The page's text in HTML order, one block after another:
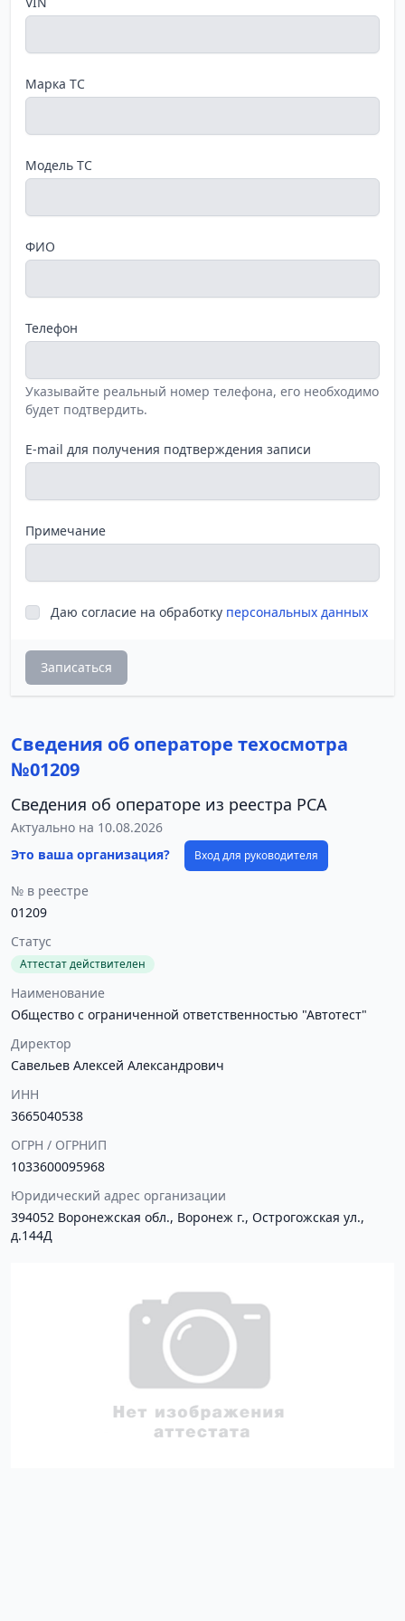
Марка ТС
Модель ТС
ФИО
Телефон
Указывайте реальный номер телефона, его необходимо
будет подтвердить.
E-mail для получения подтверждения записи
Примечание
Даю согласие на обработку персональных данных
Записаться
Сведения об операторе техосмотра
№01209
Сведения об операторе из реестра РСА
Актуально на 10.08.2026
Это ваша организация?
Вход для руководителя
№ в реестре
01209
Статус
Аттестат действителен
Наименование
Общество с ограниченной ответственностью "Автотест"
Директор
Савельев Алексей Александрович
ИНН
3665040538
ОГРН / ОГРНИП
1033600095968
Юридический адрес организации
394052 Воронежская обл., Воронеж г., Острогожская ул.,
д.144Д